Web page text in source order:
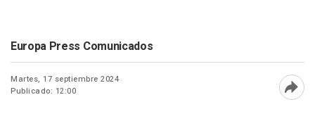
Europa Press Comunicados
Martes, 17 septiembre 2024
Publicado: 12:00